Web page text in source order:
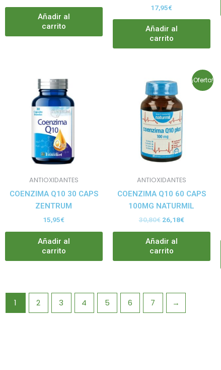
Añadir al
carrito
17,95€
Añadir al
carrito
ANTIOXIDANTES
COENZIMA Q10 30 CAPS
ZENTRUM
15,95€
Añadir al
carrito
¡Oferta!
ANTIOXIDANTES
COENZIMA Q10 60 CAPS
100MG NATURMIL
30,80€
precio
original
era:
30,80€.
26,18€
precio
actual
Añadir al
carrito
1 2 3 4 5 6 7 →